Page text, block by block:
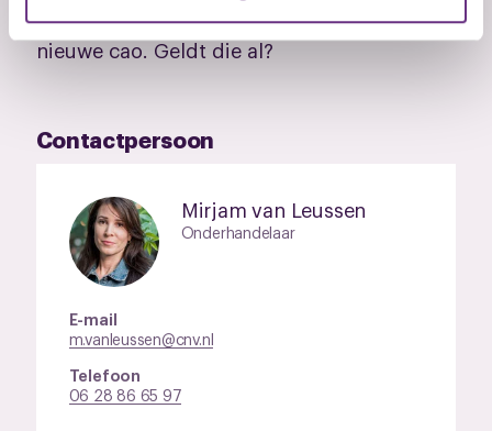
U kunt uw toestemming op elk moment wijzigen of
intrekken via de
cookieverklaring
De oude cao is verlopen en er is een
nieuwe cao. Geldt die al?
Contactpersoon
Mirjam van Leussen
Onderhandelaar
E-mail
m.vanleussen@cnv.nl
Telefoon
06 28 86 65 97